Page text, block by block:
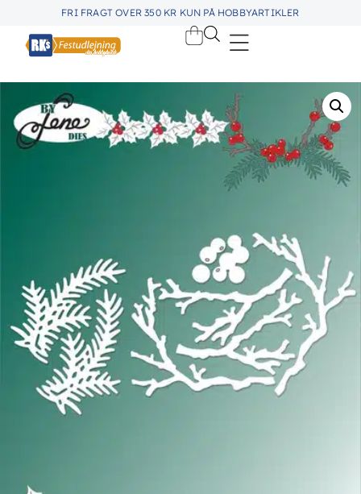
FRI FRAGT OVER 350 KR KUN PÅ HOBBYARTIKLER